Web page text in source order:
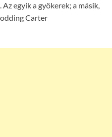
egyik a gyökerek; a másik,
Carter